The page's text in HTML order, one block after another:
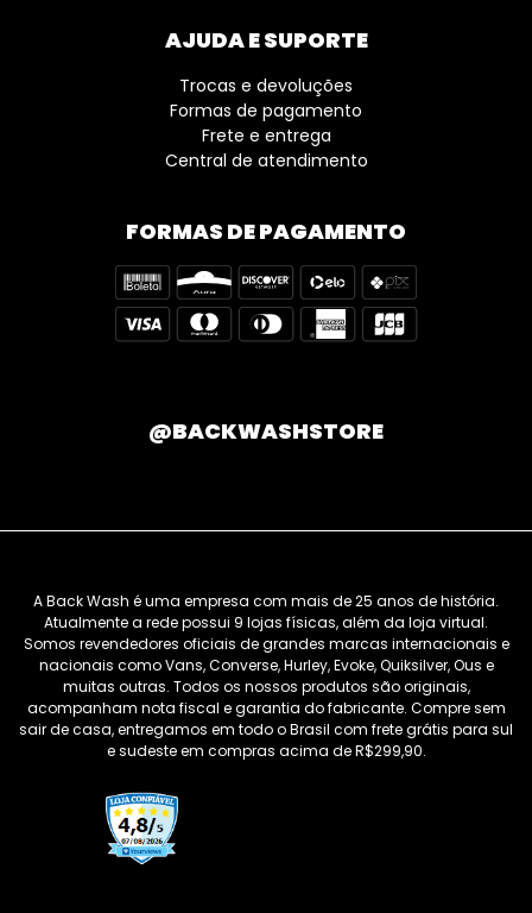
AJUDA E SUPORTE
Trocas e devoluções
Formas de pagamento
Frete e entrega
Central de atendimento
FORMAS DE PAGAMENTO
@BACKWASHSTORE
A Back Wash é uma empresa com mais de 25 anos de história.
Atualmente a rede possui 9 lojas físicas, além da loja virtual.
Somos revendedores oficiais de grandes marcas internacionais e
nacionais como Vans, Converse, Hurley, Evoke, Quiksilver, Ous e
muitas outras. Todos os nossos produtos são originais,
acompanham nota fiscal e garantia do fabricante. Compre sem
sair de casa, entregamos em todo o Brasil com frete grátis para sul
e sudeste em compras acima de R$299,90.